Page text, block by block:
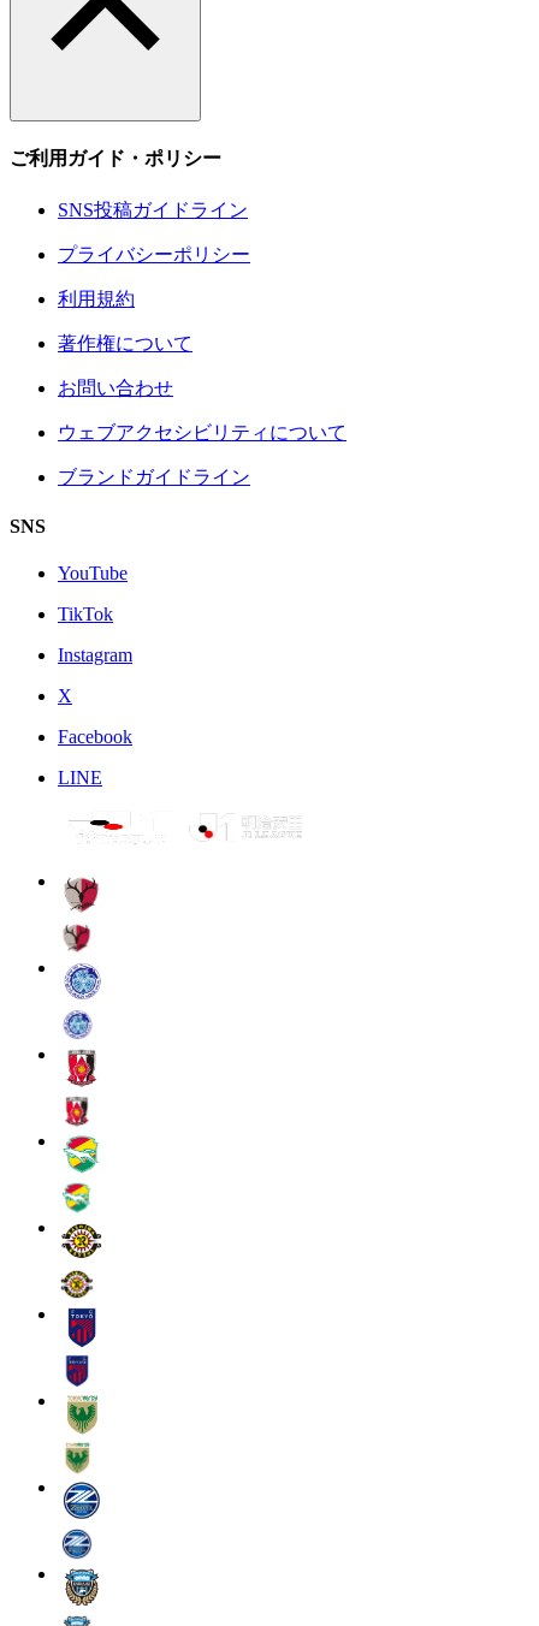
ご利用ガイド・ポリシー
SNS投稿ガイドライン
プライバシーポリシー
利用規約
著作権について
お問い合わせ
ウェブアクセシビリティについて
ブランドガイドライン
SNS
YouTube
TikTok
Instagram
X
Facebook
LINE